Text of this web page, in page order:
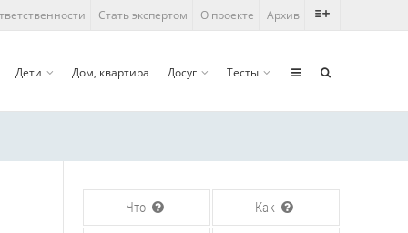
Стать экспертом О проекте Архив
Дети Дом, квартира Досуг Тесты
Что Как